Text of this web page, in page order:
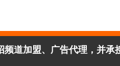
道加盟、广告代理，并